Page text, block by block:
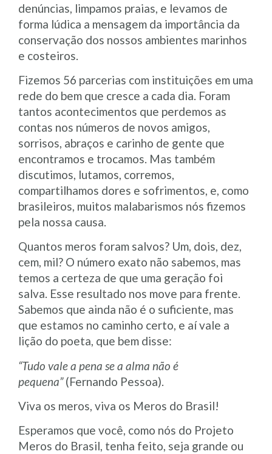
denúncias, limpamos praias, e levamos de
forma lúdica a mensagem da importância da
conservação dos nossos ambientes marinhos
e costeiros.
Fizemos 56 parcerias com instituições em uma
rede do bem que cresce a cada dia. Foram
tantos acontecimentos que perdemos as
contas nos números de novos amigos,
sorrisos, abraços e carinho de gente que
encontramos e trocamos. Mas também
discutimos, lutamos, corremos,
compartilhamos dores e sofrimentos, e, como
brasileiros, muitos malabarismos nós fizemos
pela nossa causa.
Quantos meros foram salvos? Um, dois, dez,
cem, mil? O número exato não sabemos, mas
temos a certeza de que uma geração foi
salva. Esse resultado nos move para frente.
Sabemos que ainda não é o suficiente, mas
que estamos no caminho certo, e aí vale a
lição do poeta, que bem disse:
“Tudo vale a pena se a alma não é
pequena”(Fernando Pessoa).
Viva os meros, viva os Meros do Brasil!
Esperamos que você, como nós do Projeto
Meros do Brasil, tenha feito, seja grande ou